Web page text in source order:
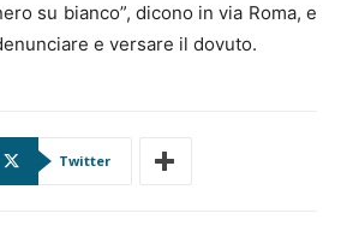
su bianco”, dicono in via Roma, e
e versare il dovuto.
Twitter